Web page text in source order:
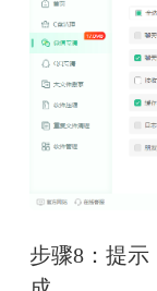
步骤8：提